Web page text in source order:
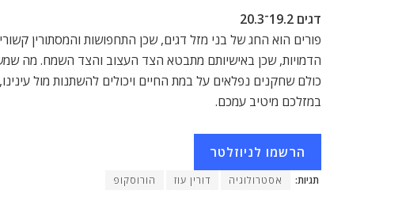
דגים 19.2־20.3
פורים הוא החג של בני מזל דגים, שכן התחפושות והמסתורין
הדמויות, שכן באישיותם מתבטא הצד העצוב והצד השמח. מה
כולם שחקנים נפלאים על במת החיים ויכולים להשתנות מול
במזלכם מיטיב עמכם.
הרשמו לניוזלטר
תגיות: אסטרולוגיה דורין עוז הורוסקופ